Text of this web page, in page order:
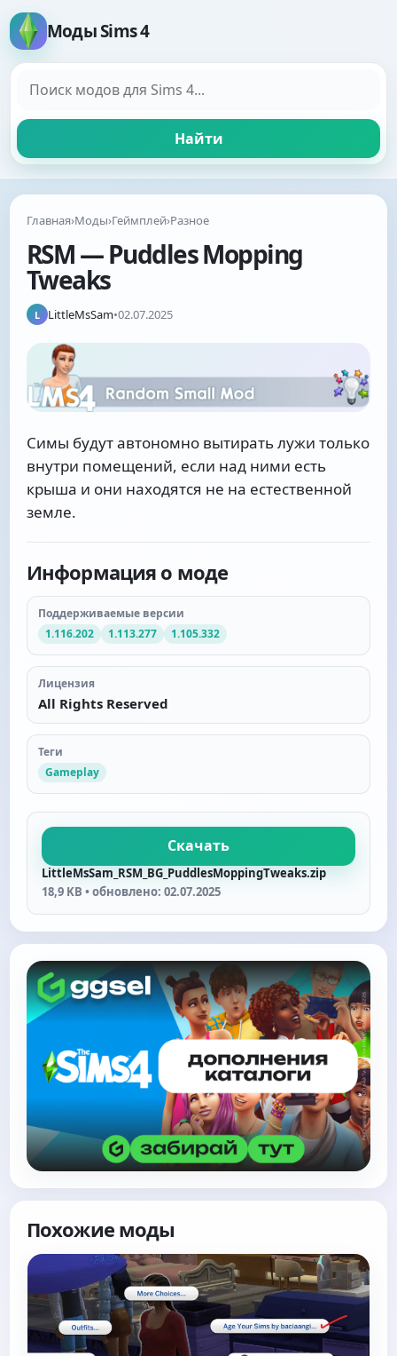
Моды Sims 4
Найти
Главная›Моды›Геймплей›Разное
RSM — Puddles Mopping
Tweaks
L LittleMsSam•02.07.2025
Симы будут автономно вытирать лужи только
внутри помещений, если над ними есть
крыша и они находятся не на естественной
земле.
Информация о моде
Поддерживаемые версии
1.116.202
1.113.277 1.105.332
Лицензия
All Rights Reserved
Теги
Gameplay
Скачать
LittleMsSam_RSM_BG_PuddlesMoppingTweaks.zip
18,9 KB • обновлено: 02.07.2025
Похожие моды